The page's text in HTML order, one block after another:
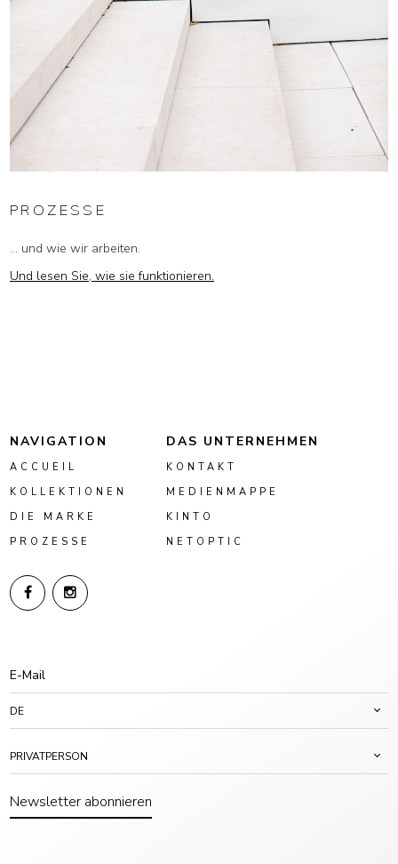
PROZESSE
... und wie wir arbeiten.
Und lesen Sie, wie sie funktionieren.
NAVIGATION
ACCUEIL
KOLLEKTIONEN
DIE MARKE
PROZESSE
DAS UNTERNEHMEN
KONTAKT
MEDIENMAPPE
KINTO
NETOPTIC
DE
PRIVATPERSON
Newsletter abonnieren